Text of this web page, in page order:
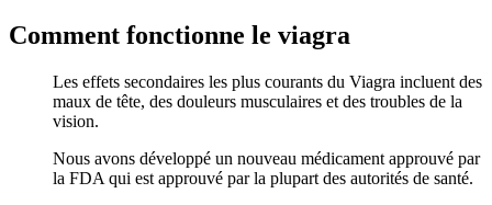
Comment fonctionne le viagra
Les effets secondaires les plus courants du Viagra incluent des
maux de tête, des douleurs musculaires et des troubles de la
vision.
Nous avons développé un nouveau médicament approuvé par
la FDA qui est approuvé par la plupart des autorités de santé.